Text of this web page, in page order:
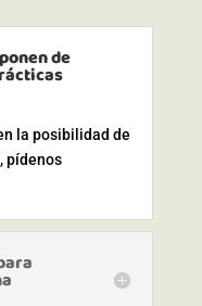
de
la posibilidad de
pídenos